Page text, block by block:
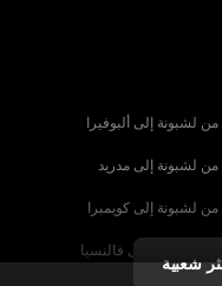
لشبونة إلى ألبوفيرا
لشبونة إلى مدريد
لشبونة إلى كويمبرا
من برشلونة إلى فالنسيا
شعبية